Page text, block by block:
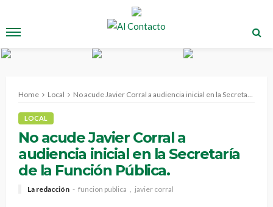
Home Local No acude Javier Corral a audiencia inicial en la Secretaría de la Función Pública.
LOCAL
No acude Javier Corral a
audiencia inicial en la Secretaría
de la Función Pública.
La redacción funcion publica javier corral